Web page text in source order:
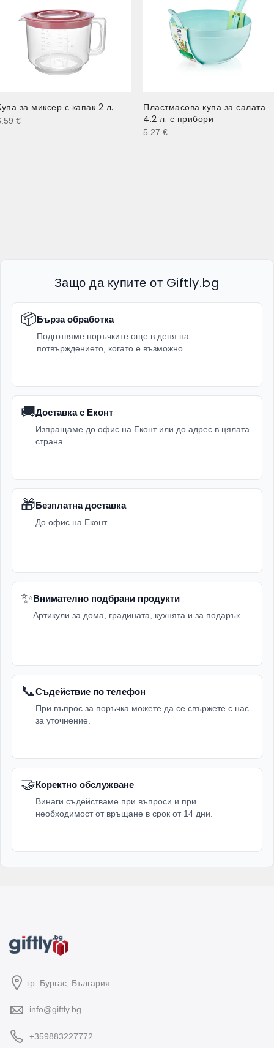
за миксер с капак 2 л.
€
Пластмасова купа за салата
4.2 л. с прибори
5.27 €
Защо да купите от Giftly.bg
📦Бърза обработка
Подготвяме поръчките още в деня на
потвърждението, когато е възможно.
🚚Доставка с Еконт
Изпращаме до офис на Еконт или до адрес в цялата
страна.
🎁Безплатна доставка
До офис на Еконт
✨Внимателно подбрани продукти
Артикули за дома, градината, кухнята и за подарък.
📞Съдействие по телефон
При въпрос за поръчка можете да се свържете с нас
за уточнение.
🤝Коректно обслужване
Винаги съдействаме при въпроси и при
необходимост от връщане в срок от 14 дни.
гр. Бургас, България
info@giftly.bg
+359883227772